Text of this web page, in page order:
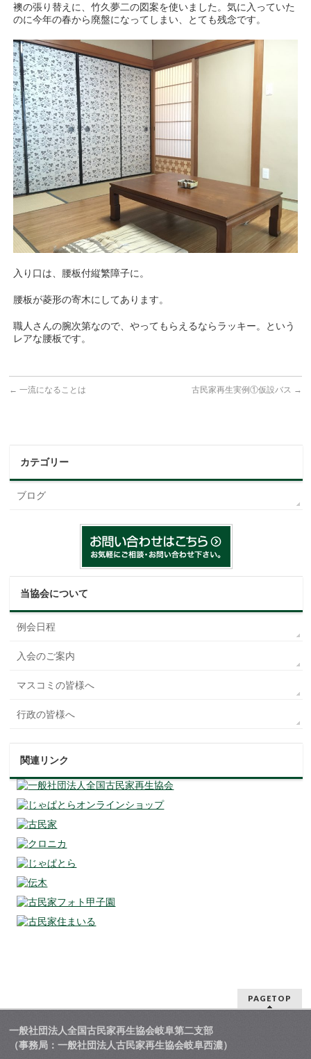
襖の張り替えに、竹久夢二の図案を使いました。気に入っていた
のに今年の春から廃盤になってしまい、とても残念です。
入り口は、腰板付縦繁障子に。
腰板が菱形の寄木にしてあります。
職人さんの腕次第なので、やってもらえるならラッキー。という
レアな腰板です。
← 一流になることは 古民家再生実例①仮設バス →
カテゴリー
ブログ
当協会について
例会日程
入会のご案内
マスコミの皆様へ
行政の皆様へ
関連リンク
PAGETOP
一般社団法人全国古民家再生協会岐阜第二支部
（事務局：一般社団法人古民家再生協会岐阜西濃）